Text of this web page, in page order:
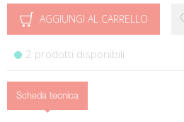
AGGIUNGI AL CARRELLO
2 prodotti disponibili
Scheda tecnica